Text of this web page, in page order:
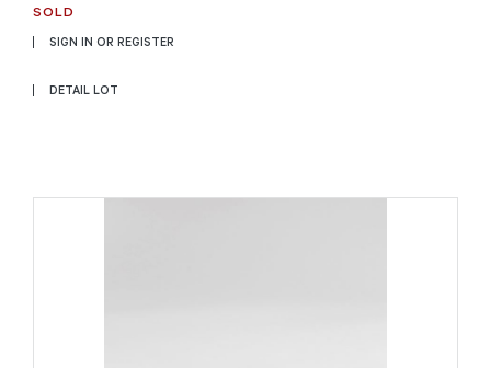
SOLD
SIGN IN OR REGISTER
DETAIL LOT